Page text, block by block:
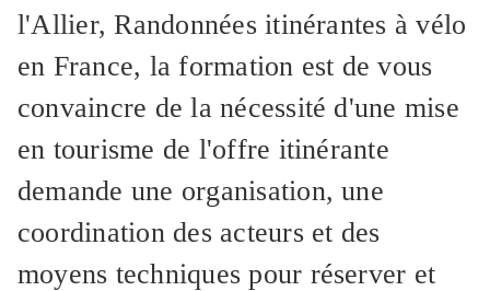
l'Allier, Randonnées itinérantes à vélo
en France, la formation est de vous
convaincre de la nécessité d'une mise
en tourisme de l'offre itinérante
demande une organisation, une
coordination des acteurs et des
moyens techniques pour réserver et